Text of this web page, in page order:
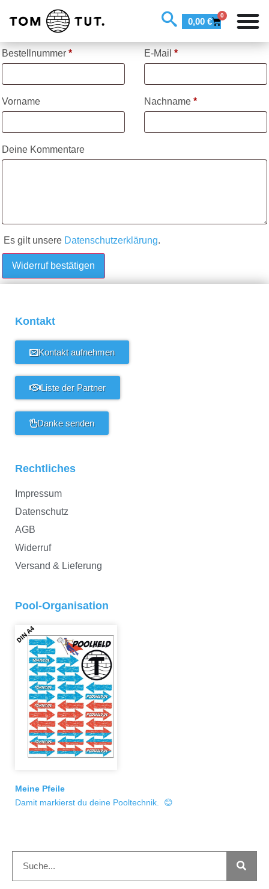
0,00 €
0
Bestellnummer * E-Mail*
Vorname Nachname*
Page URI *erforderlich
Deine Kommentare
Es gilt unsere Datenschutzerklärung.
Widerruf bestätigen
Kontakt
Kontakt aufnehmen
Liste der Partner
Danke senden
Rechtliches
Impressum
Datenschutz
AGB
Widerruf
Versand & Lieferung
Pool-Organisation
Meine Pfeile
Damit markierst du deine Pooltechnik. 😊